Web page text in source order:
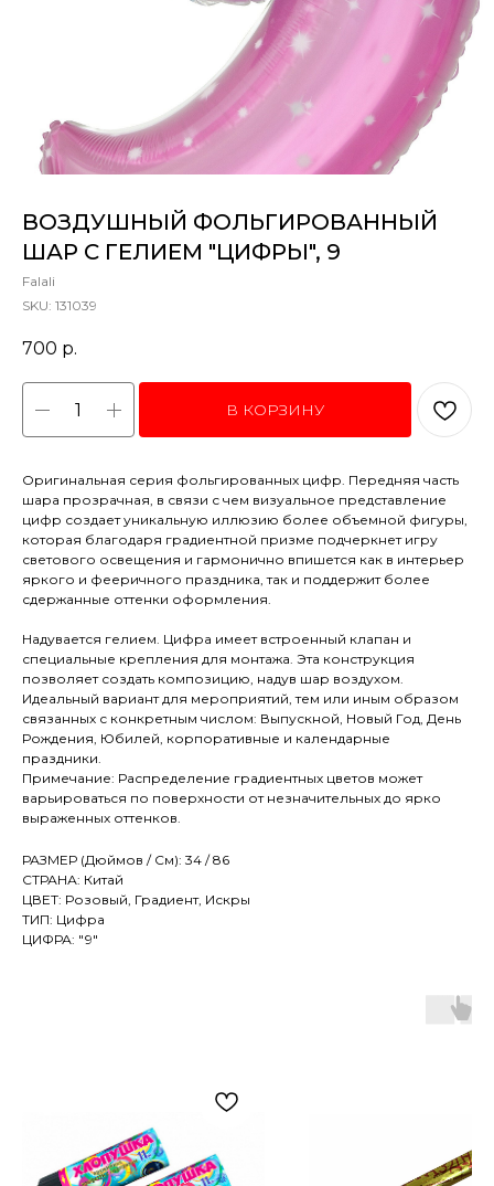
ВОЗДУШНЫЙ ФОЛЬГИРОВАННЫЙ
ШАР С ГЕЛИЕМ "ЦИФРЫ", 9
Falali
SKU: 131039
700 р.
В КОРЗИНУ
Оригинальная серия фольгированных цифр. Передняя часть
шара прозрачная, в связи с чем визуальное представление
цифр создает уникальную иллюзию более объемной фигуры,
которая благодаря градиентной призме подчеркнет игру
светового освещения и гармонично впишется как в интерьер
яркого и фееричного праздника, так и поддержит более
сдержанные оттенки оформления.
Надувается гелием. Цифра имеет встроенный клапан и
специальные крепления для монтажа. Эта конструкция
позволяет создать композицию, надув шар воздухом.
Идеальный вариант для мероприятий, тем или иным образом
связанных с конкретным числом: Выпускной, Новый Год, День
Рождения, Юбилей, корпоративные и календарные
праздники.
Примечание: Распределение градиентных цветов может
варьироваться по поверхности от незначительных до ярко
выраженных оттенков.
РАЗМЕР (Дюймов / См): 34 / 86
СТРАНА: Китай
ЦВЕТ: Розовый, Градиент, Искры
ТИП: Цифра
ЦИФРА: "9"